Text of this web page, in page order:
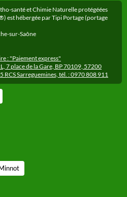
santé et Chimie Naturelle protégéées
est hébergée par Tipi Portage (portage
sur-Saône
: "Paiement express"
7 place de la Gare, BP 70109, 57200
RCS Sarreguemines, tél. : 0970 808 911